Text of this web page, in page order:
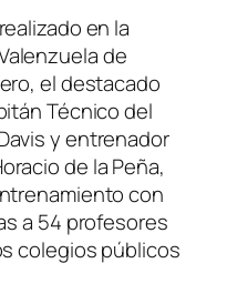
en la
de
el destacado
Técnico del
y entrenador
de la Peña,
con
a 54 profesores
colegios públicos